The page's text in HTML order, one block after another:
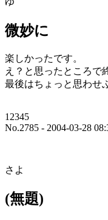
微妙に
楽しかったです。
え？と思ったところで
最後はちょっと思わせ
12345
No.2785 - 2004-03-28
さよ
(無題)